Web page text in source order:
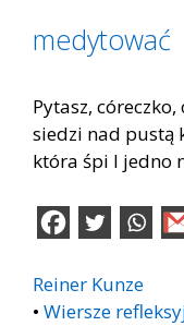
medytować
Pytasz,
siedzi nad pustą
która śpi I jedno
Reiner Kunze
• Wiersze